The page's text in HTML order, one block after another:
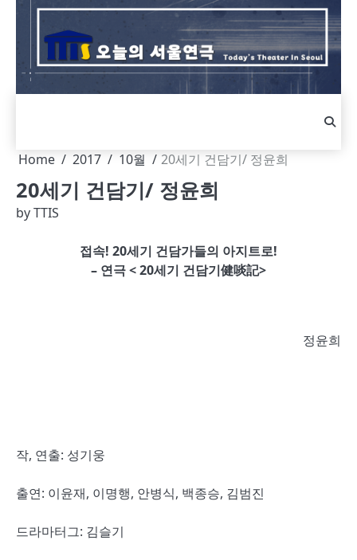
Skip
content
Home 2017 10월 20세기 건담기/ 정윤희
20세기 건담기/ 정윤희
byTTIS
접속! 20세기 건담가들의 아지트로!
– 연극 < 20세기 건담기健啖記>
정윤희
작, 연출: 성기웅
출연: 이윤재, 이명행, 안병식, 백종승, 김범진
드라마터그: 김슬기